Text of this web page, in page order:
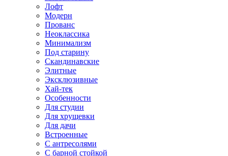
Лофт
Модерн
Прованс
Неоклассика
Минимализм
Под старину
Скандинавские
Элитные
Эксклюзивные
Хай-тек
Особенности
Для студии
Для хрущевки
Для дачи
Встроенные
С антресолями
С барной стойкой